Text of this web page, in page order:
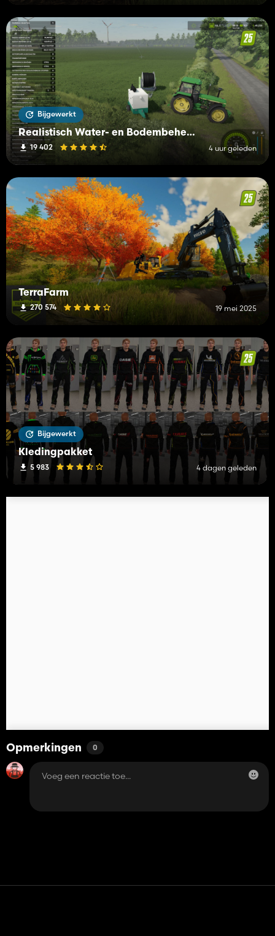
Bijgewerkt
Realistisch Water- en Bodembeheer (RWSM)
19 402 4 uur geleden
TerraFarm
270 574 19 mei 2025
Bijgewerkt
Kledingpakket
5 983 4 dagen geleden
Opmerkingen 0